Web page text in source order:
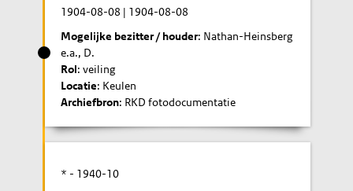
1904-08-08 | 1904-08-08
Mogelijke bezitter / houder: Nathan-Heinsberg
e.a., D.
Rol: veiling
Locatie: Keulen
Archiefbron: RKD fotodocumentatie
* - 1940-10